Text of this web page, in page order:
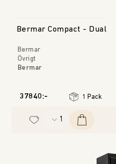
Bermar Compact - Dual
Bermar
Övrigt
Bermar
37840:- 1 Pack